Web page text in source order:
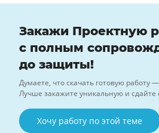
Закажи Проектную
с полным
до защиты!
Думаете, что скачать готовую работу
Лучше закажите уникальную и сдайте
Хочу работу по этой теме